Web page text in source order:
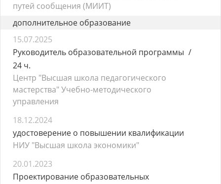
путей сообщения (МИИТ)
дополнительное образование
15.07.2025
Руководитель образовательной программы
24 ч.
Центр "Высшая школа педагогического
мастерства" Учебно-методического
управления
18.12.2024
удостоверение о повышении квалификации
НИУ "Высшая школа экономики"
20.01.2023
Проектирование образовательных